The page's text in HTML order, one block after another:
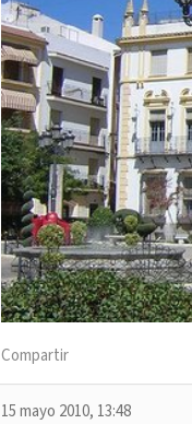
Compartir
15 mayo 2010, 13:48